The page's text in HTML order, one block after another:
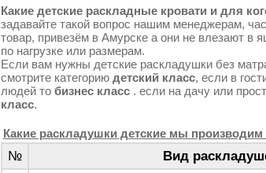
Какие детские раскладные кровати и для
задавайте такой вопрос нашим менеджерам,
товар, привезём в Амурске а они не влезают в
по нагрузке или размерам.
Если вам нужны детские раскладушки без
смотрите категорию детский класс, если в
людей то бизнес класс . если на дачу или
класс.
Какие раскладушки детские мы
№ Вид